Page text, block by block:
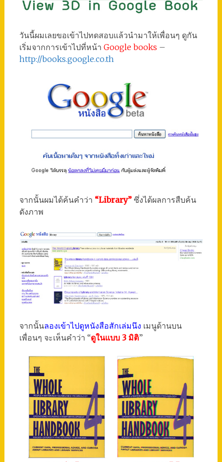
วันนี้ผมเลยขอเข้าไปทดสอบแล้วนำมาให้เพื่อนๆ ดูกัน
เริ่มจากการเข้าไปที่หน้า Google books –
http://books.google.co.th
จากนั้นผมได้ค้นคำว่า “Library”ซึ่งได้ผลการสืบค้น
ดังภาพ
จากนั้นลองเข้าไปดูหนังสือสักเล่มนึง เมนูด้านบน
เพื่อนๆ จะเห็นคำว่า “ดูในแบบ 3 มิติ”